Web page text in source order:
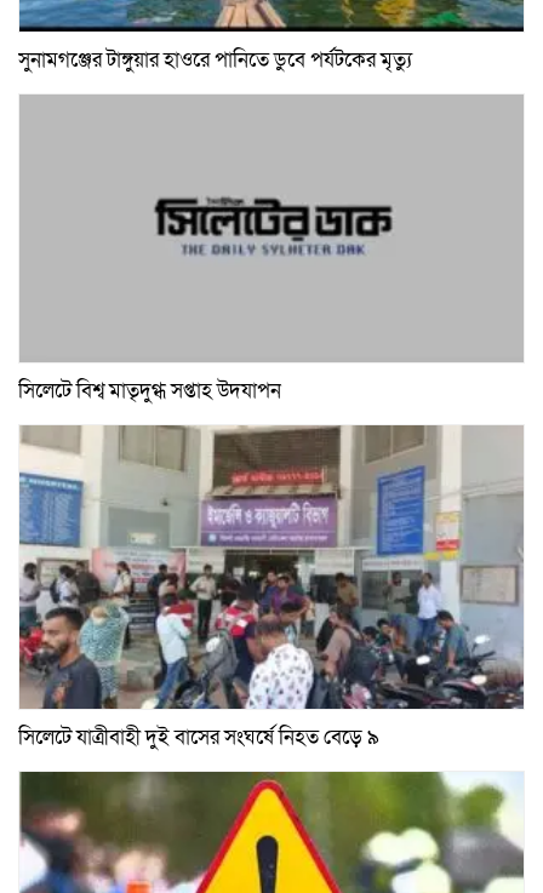
সুনামগঞ্জের টাঙ্গুয়ার হাওরে পানিতে ডুবে পর্যটকের মৃত্যু
সিলেটে বিশ্ব মাতৃদুগ্ধ সপ্তাহ উদযাপন
সিলেটে যাত্রীবাহী দুই বাসের সংঘর্ষে নিহত বেড়ে ৯